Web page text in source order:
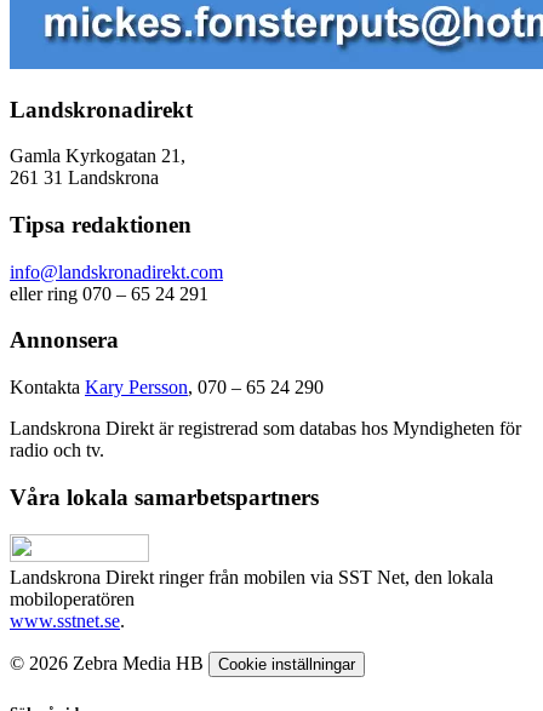
Landskronadirekt
Gamla Kyrkogatan 21,
261 31 Landskrona
Tipsa redaktionen
info@landskronadirekt.com
eller ring 070 – 65 24 291
Annonsera
Kontakta Kary Persson, 070 – 65 24 290
Landskrona Direkt är registrerad som databas hos Myndigheten för
radio och tv.
Våra lokala samarbetspartners
Landskrona Direkt ringer från mobilen via SST Net, den lokala
mobiloperatören
www.sstnet.se.
© 2026 Zebra Media HB Cookie inställningar